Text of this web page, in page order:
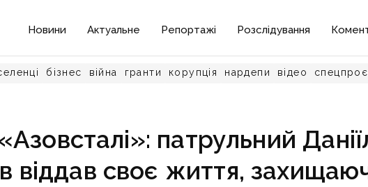
Новини Актуальне Репортажі Розслідування
бізнес війна гранти корупція нардепи відео
патрульний
віддав своє життя,